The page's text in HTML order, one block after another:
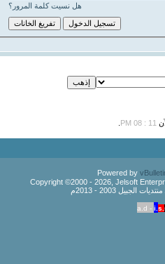
هل نسيت كلمة المرور؟
11 : 08 PM
Copyright ©2000 - 2026, Jelsoft
2003 - 2013م
a.d - i.s.